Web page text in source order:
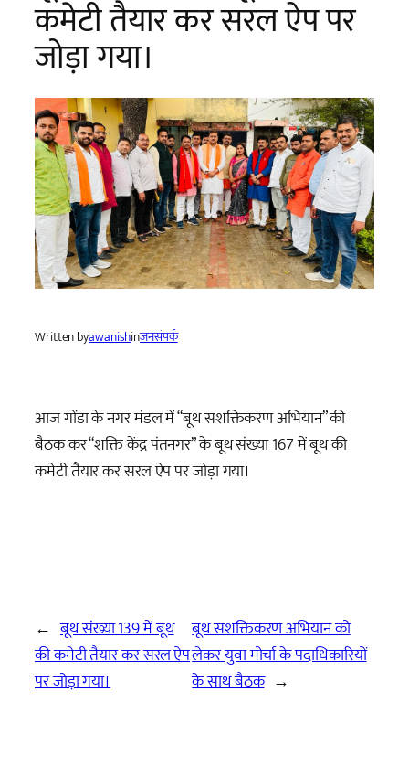
कमेटी तैयार कर सरल ऐप पर
जोड़ा गया।
Written byawanishinजनसंपर्क
आज गोंडा के नगर मंडल में “बूथ सशक्तिकरण अभियान” की
बैठक कर “शक्ति केंद्र पंतनगर” के बूथ संख्या 167 में बूथ की
कमेटी तैयार कर सरल ऐप पर जोड़ा गया।
← बूथ संख्या 139 में बूथ
की कमेटी तैयार कर सरल ऐप
पर जोड़ा गया।
बूथ सशक्तिकरण अभियान को
लेकर युवा मोर्चा के पदाधिकारियों
के साथ बैठक →